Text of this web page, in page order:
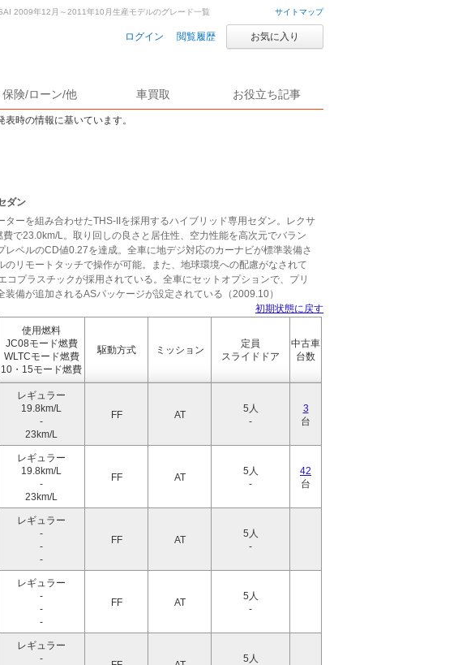
サイトマップ
ログイン 閲覧履歴 お気に入り
保険/ローン/他 車買取 お役立ち記事
時の情報に基いています。
2009年12月～2011年10月生産モデルのグレード一覧
ダン
ーを組み合わせたTHS-IIを採用するハイブリッド専用セダン。レクサ
で23.0km/L。取り回しの良さと居住性、空力性能を高次元でバラン
ベルのCD値0.27を達成。全車に地デジ対応のカーナビが標準装備さ
リモートタッチで操作が可能。また、地球環境への配慮がなされて
コプラスチックが採用されている。全車にセットオプションで、プリ
備が追加されるASパッケージが設定されている（2009.10）
初期状態に戻す
使用燃料
JC08モード燃費
WLTCモード燃費
10・15モード燃費
駆動方式 ミッション
定員
スライドドア
中古車
台数
レギュラー
19.8km/L
-
23km/L
FF AT
5人
-
3
台
レギュラー
19.8km/L
-
23km/L
FF AT
5人
-
42
台
レギュラー
-
-
-
FF AT
5人
-
レギュラー
-
-
-
FF AT
5人
-
レギュラー
-
5人